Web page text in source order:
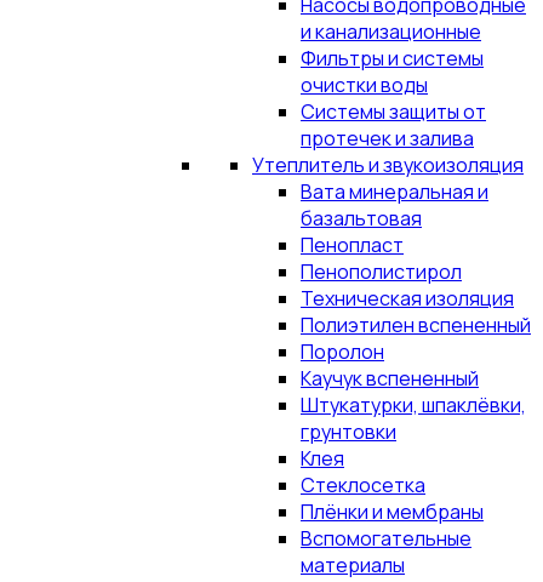
и канализационные
Фильтры и системы
очистки воды
Системы защиты от
протечек и залива
Утеплитель и звукоизоляция
Вата минеральная и
базальтовая
Пенопласт
Пенополистирол
Техническая изоляция
Полиэтилен вспененный
Поролон
Каучук вспененный
Штукатурки, шпаклёвки,
грунтовки
Клея
Стеклосетка
Плёнки и мембраны
Вспомогательные
материалы